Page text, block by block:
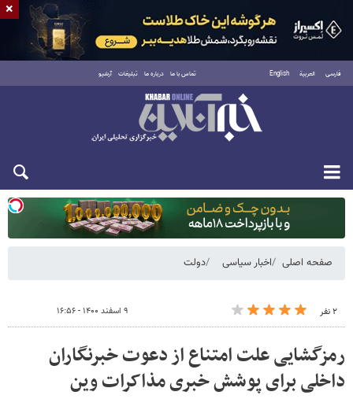
فارسی العربية English تماس با ما درباره ما تبلیغات آرشیو
یکشنبه ۱۸ مرداد ۱۴۰۵
صفحه اصلی اخبار سیاسی دولت
۲ نفر ۹ اسفند ۱۴۰۰ - ۱۶:۵۶
رمزگشایی علت امتناع از دعوت خبرنگاران
داخلی برای پوشش خبری مذاکرات وین
×